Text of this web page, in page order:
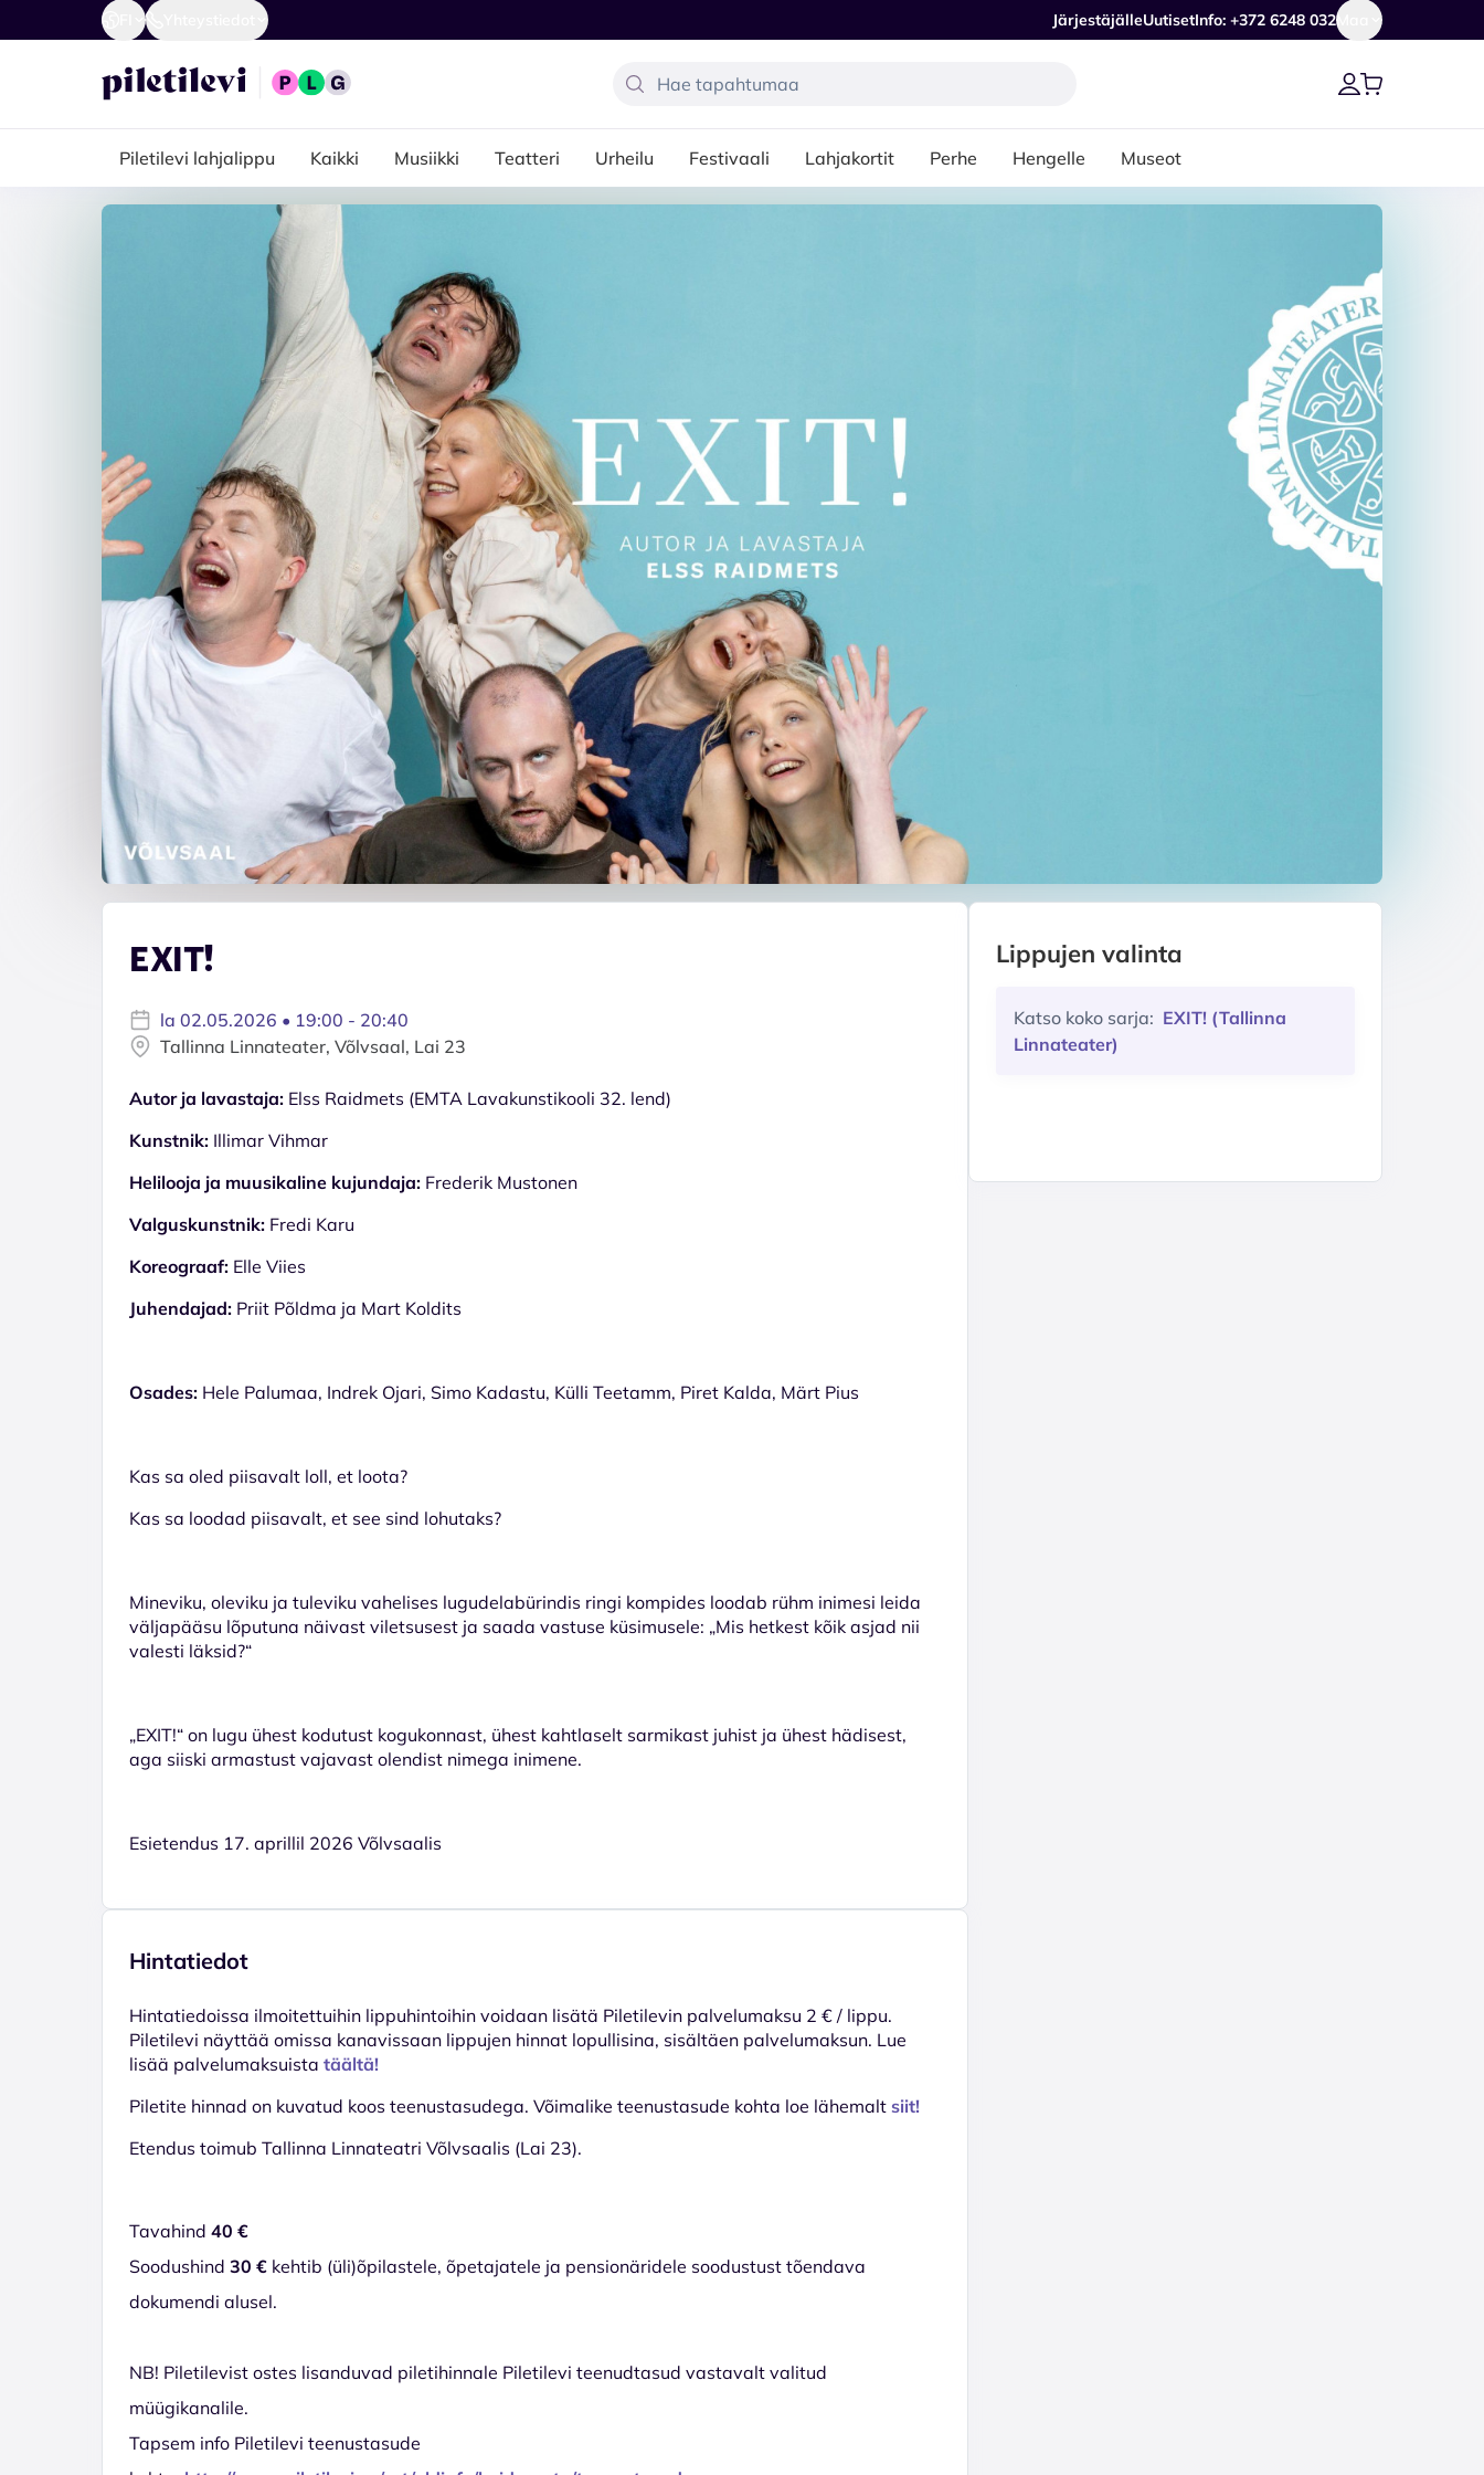
JärjestäjälleUutisetInfo: +372 6248 032Maa
Piletilevi lahjalippu Kaikki Musiikki Teatteri Urheilu Festivaali Lahjakortit Perhe Hengelle Museot
EXIT!
la 02.05.2026 • 19:00 - 20:40
Tallinna Linnateater, Võlvsaal, Lai 23
Autor ja lavastaja: Elss Raidmets (EMTA Lavakunstikooli 32. lend)
Kunstnik: Illimar Vihmar
Helilooja ja muusikaline kujundaja: Frederik Mustonen
Valguskunstnik: Fredi Karu
Koreograaf: Elle Viies
Juhendajad: Priit Põldma ja Mart Koldits
Osades: Hele Palumaa, Indrek Ojari, Simo Kadastu, Külli Teetamm, Piret Kalda, Märt Pius
Kas sa oled piisavalt loll, et loota?
Kas sa loodad piisavalt, et see sind lohutaks?
Mineviku, oleviku ja tuleviku vahelises lugudelabürindis ringi kompides loodab rühm inimesi leida
väljapääsu lõputuna näivast viletsusest ja saada vastuse küsimusele: „Mis hetkest kõik asjad nii
valesti läksid?“
„EXIT!“ on lugu ühest kodutust kogukonnast, ühest kahtlaselt sarmikast juhist ja ühest hädisest,
aga siiski armastust vajavast olendist nimega inimene.
Esietendus 17. aprillil 2026 Võlvsaalis
Hintatiedot
Hinta­tiedoissa ilmoitettuihin lippuhintoihin voidaan lisätä Piletilevin palvelumaksu 2 € / lippu.
Piletilevi näyttää omissa kanavissaan lippujen hinnat lopullisina, sisältäen palvelumaksun. Lue
lisää palvelumaksuista täältä!
Piletite hinnad on kuvatud koos teenustasudega. Võimalike teenustasude kohta loe lähemalt siit!
Etendus toimub Tallinna Linnateatri Võlvsaalis (Lai 23).
Tavahind 40 €
Soodushind 30 € kehtib (üli)õpilastele, õpetajatele ja pensionäridele soodustust tõendava
dokumendi alusel.
NB! Piletilevist ostes lisanduvad piletihinnale Piletilevi teenudtasud vastavalt valitud
müügikanalile.
Tapsem info Piletilevi teenustasude
Lippujen valinta
Katso koko sarja: EXIT! (Tallinna
Linnateater)